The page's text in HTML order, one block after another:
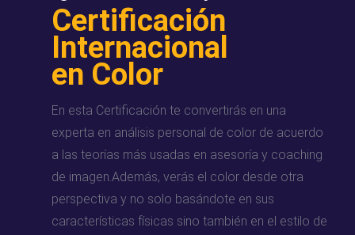
Certificación
Internacional
en Color
En esta Certificación te convertirás en una
experta en análisis personal de color de acuerdo
a las teorías más usadas en asesoría y coaching
de imagen.Además, verás el color desde otra
perspectiva y no solo basándote en sus
características físicas sino también en el estilo de